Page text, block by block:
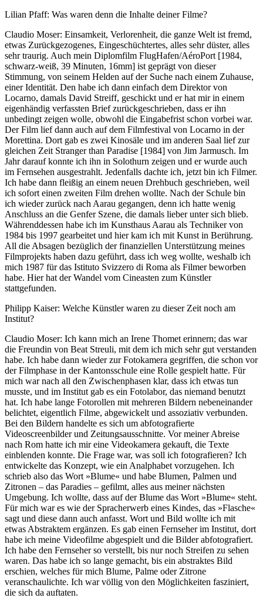
Lilian Pfaff: Was waren denn die Inhalte deiner Filme?
Claudio Moser: Einsamkeit, Verlorenheit, die ganze Welt ist fremd,
etwas Zurückgezogenes, Eingeschüchtertes, alles sehr düster, alles
sehr traurig. Auch mein Diplomfilm FlugHafen/AéroPort [1984,
schwarz-weiß, 39 Minuten, 16mm] ist geprägt von dieser
Stimmung, von seinem Helden auf der Suche nach einem Zuhause,
einer Identität. Den habe ich dann einfach dem Direktor von
Locarno, damals David Streiff, geschickt und er hat mir in einem
eigenhändig verfassten Brief zurückgeschrieben, dass er ihn
unbedingt zeigen wolle, obwohl die Eingabefrist schon vorbei war.
Der Film lief dann auch auf dem Filmfestival von Locarno in der
Morettina. Dort gab es zwei Kinosäle und im anderen Saal lief zur
gleichen Zeit Stranger than Paradise [1984] von Jim Jarmusch. Im
Jahr darauf konnte ich ihn in Solothurn zeigen und er wurde auch
im Fernsehen ausgestrahlt. Jedenfalls dachte ich, jetzt bin ich Filmer.
Ich habe dann fleißig an einem neuen Drehbuch geschrieben, weil
ich sofort einen zweiten Film drehen wollte. Nach der Schule bin
ich wieder zurück nach Aarau gegangen, denn ich hatte wenig
Anschluss an die Genfer Szene, die damals lieber unter sich blieb.
Währenddessen habe ich im Kunsthaus Aarau als Techniker von
1984 bis 1997 gearbeitet und hier kam ich mit Kunst in Berührung.
All die Absagen bezüglich der finanziellen Unterstützung meines
Filmprojekts haben dazu geführt, dass ich weg wollte, weshalb ich
mich 1987 für das Istituto Svizzero di Roma als Filmer beworben
habe. Hier hat der Wandel vom Cineasten zum Künstler
stattgefunden.
Philipp Kaiser: Welche Künstler waren zu dieser Zeit noch am
Institut?
Claudio Moser: Ich kann mich an Irene Thomet erinnern; das war
die Freundin von Beat Streuli, mit dem ich mich sehr gut verstanden
habe. Ich habe dann wieder zur Fotokamera gegriffen, die schon vor
der Filmphase in der Kantonsschule eine Rolle gespielt hatte. Für
mich war nach all den Zwischenphasen klar, dass ich etwas tun
musste, und im Institut gab es ein Fotolabor, das niemand benutzt
hat. Ich habe lange Fotorollen mit mehreren Bildern nebeneinander
belichtet, eigentlich Filme, abgewickelt und assoziativ verbunden.
Bei den Bildern handelte es sich um abfotografierte
Videoscreenbilder und Zeitungsausschnitte. Vor meiner Abreise
nach Rom hatte ich mir eine Videokamera gekauft, die Texte
einblenden konnte. Die Frage war, was soll ich fotografieren? Ich
entwickelte das Konzept, wie ein Analphabet vorzugehen. Ich
schrieb also das Wort »Blume« und habe Blumen, Palmen und
Zitronen – das Paradies – gefilmt, alles aus meiner nächsten
Umgebung. Ich wollte, dass auf der Blume das Wort »Blume« steht.
Für mich war es wie der Spracherwerb eines Kindes, das »Flasche«
sagt und diese dann auch anfasst. Wort und Bild wollte ich mit
etwas Abstraktem ergänzen. Es gab einen Fernseher im Institut, dort
habe ich meine Videofilme abgespielt und die Bilder abfotografiert.
Ich habe den Fernseher so verstellt, bis nur noch Streifen zu sehen
waren. Das habe ich so lange gemacht, bis ein abstraktes Bild
erschien, welches für mich Blume, Palme oder Zitrone
veranschaulichte. Ich war völlig von den Möglichkeiten fasziniert,
die sich da auftaten.